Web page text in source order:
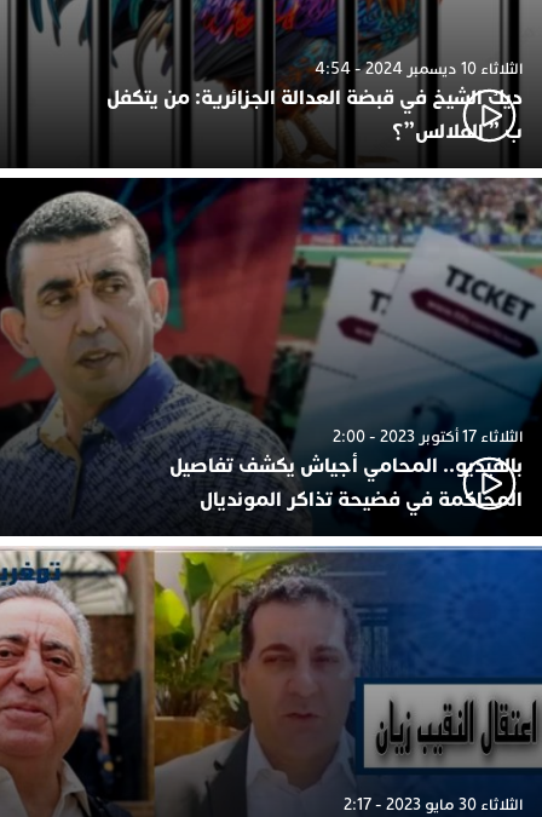
الثلاثاء 10 ديسمبر 2024 - 4:54
ديك الشيخ في قبضة العدالة الجزائرية: من يتكفل
ب ” الفلالس”؟
الثلاثاء 17 أكتوبر 2023 - 2:00
بالفيديو.. المحامي أجياش يكشف تفاصيل
المحاكمة في فضيحة تذاكر المونديال
الثلاثاء 30 مايو 2023 - 2:17